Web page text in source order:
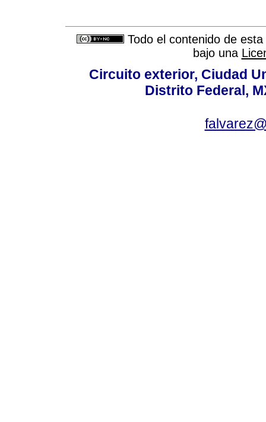
Todo el contenido de
bajo una
Circuito exterior, Ciudad
Distrito Federal,